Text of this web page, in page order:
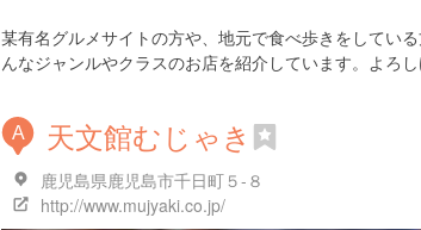
某有名グルメサイトの方や、地元で食べ歩きをしてい
んなジャンルやクラスのお店を紹介しています。よろ
A 天文館むじゃき
鹿児島県鹿児島市千日町５-８
http://www.mujyaki.co.jp/